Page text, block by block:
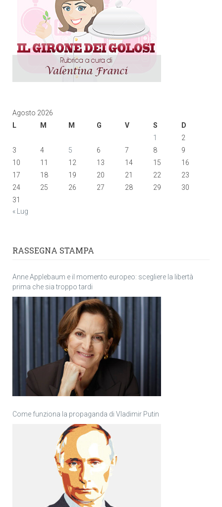
Agosto 2026
L
M M G V S
D
1
2
3
4 5 6 7 8
9
10
11 12 13 14 15
16
17
18 19 20 21 22
23
24
25 26 27 28 29
30
31
« Lug
RASSEGNA STAMPA
Anne Applebaum e il momento europeo: scegliere la libertà
prima che sia troppo tardi
Come funziona la propaganda di Vladimir Putin